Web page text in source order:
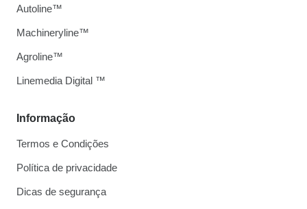
Informação
Termos e Condições
Política de privacidade
Dicas de segurança
Autoline™
Machineryline™
Agroline™
Linemedia Digital ™